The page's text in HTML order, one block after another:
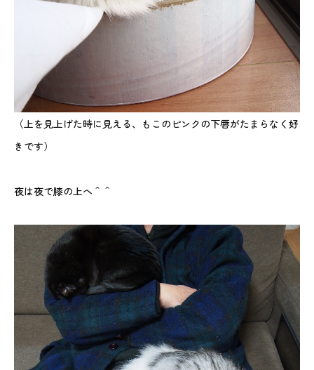
（上を見上げた時に見える、もこのピンクの下唇がたまらなく好
きです）
夜は夜で膝の上へ＾＾